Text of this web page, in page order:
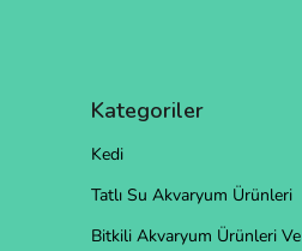
Kategoriler
Kedi
Tatlı Su Akvaryum Ürünleri
Bitkili Akvaryum Ürünleri Ve